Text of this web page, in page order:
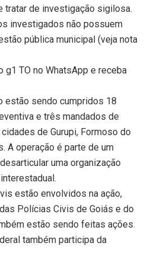
tratar de investigação sigilosa.
investigados não possuem
pública municipal (veja nota
g1 TO no WhatsApp e receba
estão sendo cumpridos 18
e três mandados de
de Gurupi, Formoso do
A operação é parte de um
uma organização
estão envolvidos na ação,
Polícias Civis de Goiás e do
estão sendo feitas ações.
também participa da